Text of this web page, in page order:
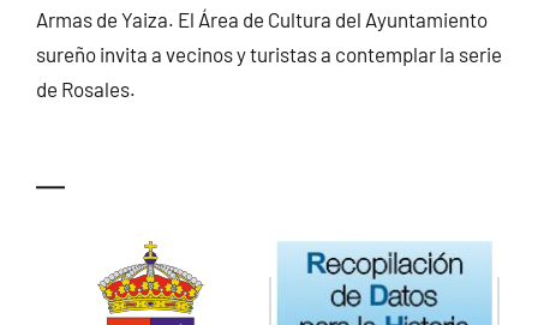
Armas de Yaiza. El Área de Cultura del Ayuntamiento
sureño invita a vecinos y turistas a contemplar la serie
de Rosales.
—